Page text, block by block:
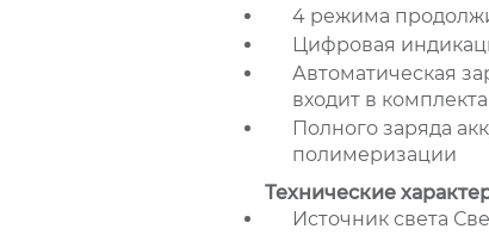
4 режима
Цифровая
Автоматическая
входит в
Полного заряда
полимеризации
Технические
Источник света